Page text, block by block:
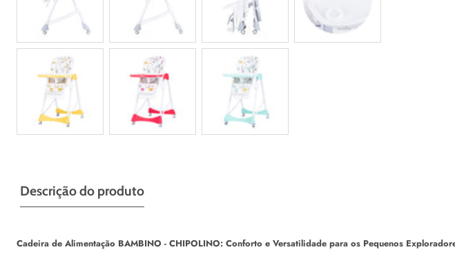
Descrição do produto
Cadeira de Alimentação BAMBINO - CHIPOLINO: Conforto e Versatilidade para os Pequenos